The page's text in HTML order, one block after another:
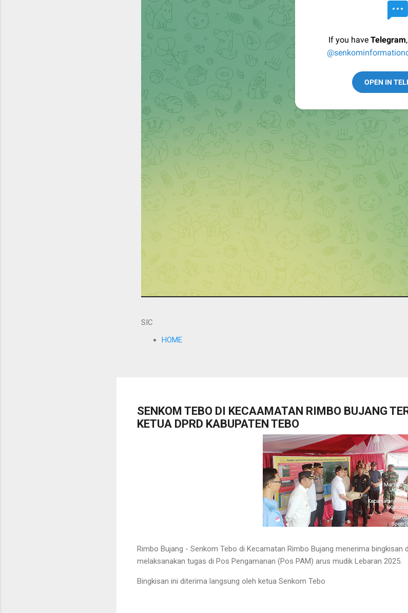
SIC
HOME
SENKOM TEBO DI KECAAMATAN RIMBO BUJANG
KETUA DPRD KABUPATEN TEBO
Rimbo Bujang - Senkom Tebo di Kecamatan Rimbo Bujang menerima bingkisan
melaksanakan tugas di Pos Pengamanan (Pos PAM) arus mudik Lebaran 2025.
Bingkisan ini diterima langsung oleh ketua Senkom Tebo